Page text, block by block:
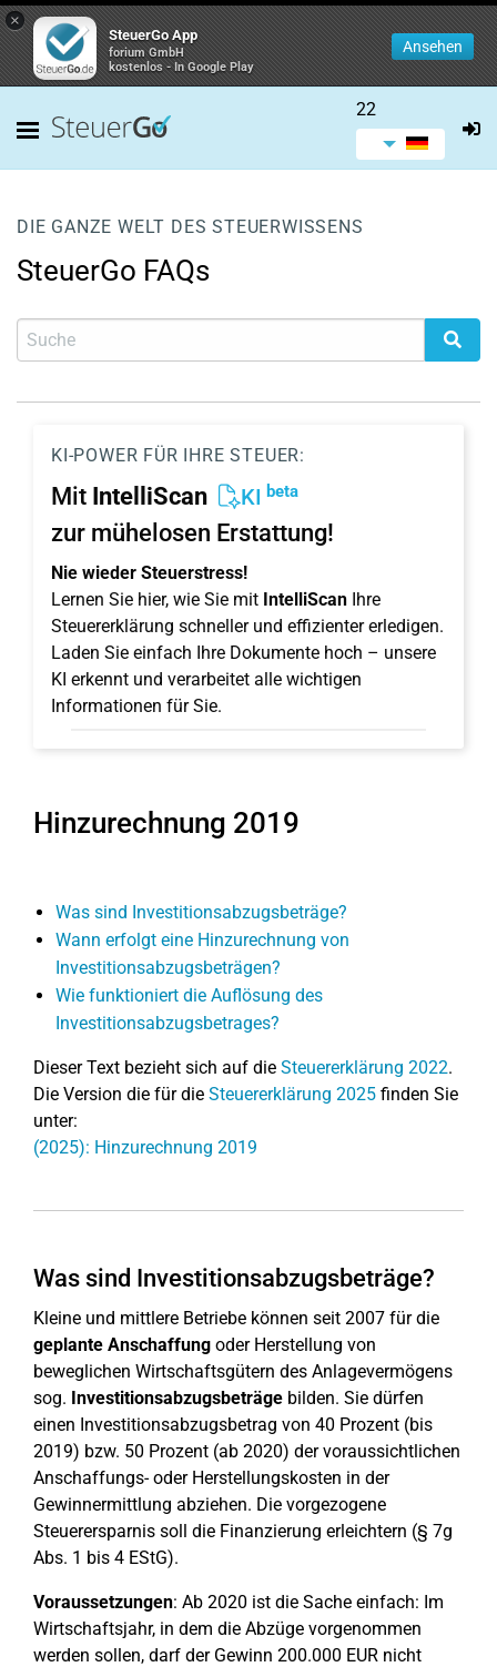
×
SteuerGo App
forium GmbH
kostenlos - In Google Play
Ansehen
22
DIE GANZE WELT DES STEUERWISSENS
SteuerGo FAQs
KI-POWER FÜR IHRE STEUER:
Mit IntelliScan KI beta
zur mühelosen Erstattung!
Nie wieder Steuerstress!
Lernen Sie hier, wie Sie mit IntelliScan Ihre
Steuererklärung schneller und effizienter erledigen.
Laden Sie einfach Ihre Dokumente hoch – unsere
KI erkennt und verarbeitet alle wichtigen
Informationen für Sie.
Hinzurechnung 2019
Was sind Investitionsabzugsbeträge?
Wann erfolgt eine Hinzurechnung von
Investitionsabzugsbeträgen?
Wie funktioniert die Auflösung des
Investitionsabzugsbetrages?
Dieser Text bezieht sich auf die Steuererklärung 2022.
Die Version die für die Steuererklärung 2025 finden Sie
unter:
(2025): Hinzurechnung 2019
Was sind Investitionsabzugsbeträge?
Kleine und mittlere Betriebe können seit 2007 für die
geplante Anschaffung oder Herstellung von
beweglichen Wirtschaftsgütern des Anlagevermögens
sog. Investitionsabzugsbeträge bilden. Sie dürfen
einen Investitionsabzugsbetrag von 40 Prozent (bis
2019) bzw. 50 Prozent (ab 2020) der voraussichtlichen
Anschaffungs- oder Herstellungskosten in der
Gewinnermittlung abziehen. Die vorgezogene
Steuerersparnis soll die Finanzierung erleichtern (§ 7g
Abs. 1 bis 4 EStG).
Voraussetzungen: Ab 2020 ist die Sache einfach: Im
Wirtschaftsjahr, in dem die Abzüge vorgenommen
werden sollen, darf der Gewinn 200.000 EUR nicht